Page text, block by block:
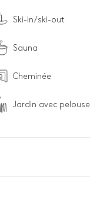
Ski-in/ski-out
Sauna
Cheminée
Jardin avec pelouse